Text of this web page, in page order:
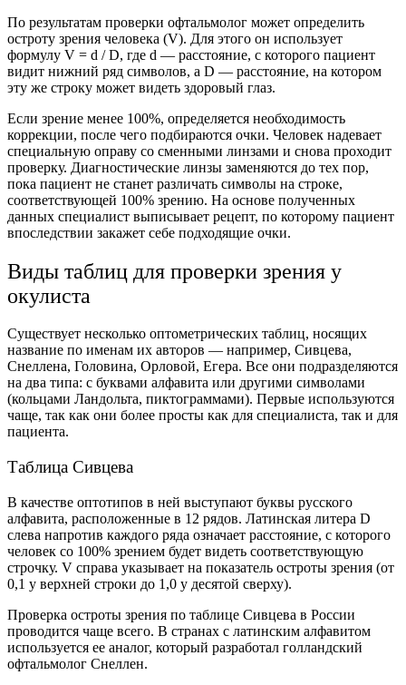
По результатам проверки офтальмолог может определить
остроту зрения человека (V). Для этого он использует
формулу V = d / D, где d — расстояние, с которого пациент
видит нижний ряд символов, а D — расстояние, на котором
эту же строку может видеть здоровый глаз.
Если зрение менее 100%, определяется необходимость
коррекции, после чего подбираются очки. Человек надевает
специальную оправу со сменными линзами и снова проходит
проверку. Диагностические линзы заменяются до тех пор,
пока пациент не станет различать символы на строке,
соответствующей 100% зрению. На основе полученных
данных специалист выписывает рецепт, по которому пациент
впоследствии закажет себе подходящие очки.
Виды таблиц для проверки зрения у
окулиста
Существует несколько оптометрических таблиц, носящих
название по именам их авторов — например, Сивцева,
Снеллена, Головина, Орловой, Егера. Все они подразделяются
на два типа: с буквами алфавита или другими символами
(кольцами Ландольта, пиктограммами). Первые используются
чаще, так как они более просты как для специалиста, так и для
пациента.
Таблица Сивцева
В качестве оптотипов в ней выступают буквы русского
алфавита, расположенные в 12 рядов. Латинская литера D
слева напротив каждого ряда означает расстояние, с которого
человек со 100% зрением будет видеть соответствующую
строчку. V справа указывает на показатель остроты зрения (от
0,1 у верхней строки до 1,0 у десятой сверху).
Проверка остроты зрения по таблице Сивцева в России
проводится чаще всего. В странах с латинским алфавитом
используется ее аналог, который разработал голландский
офтальмолог Снеллен.